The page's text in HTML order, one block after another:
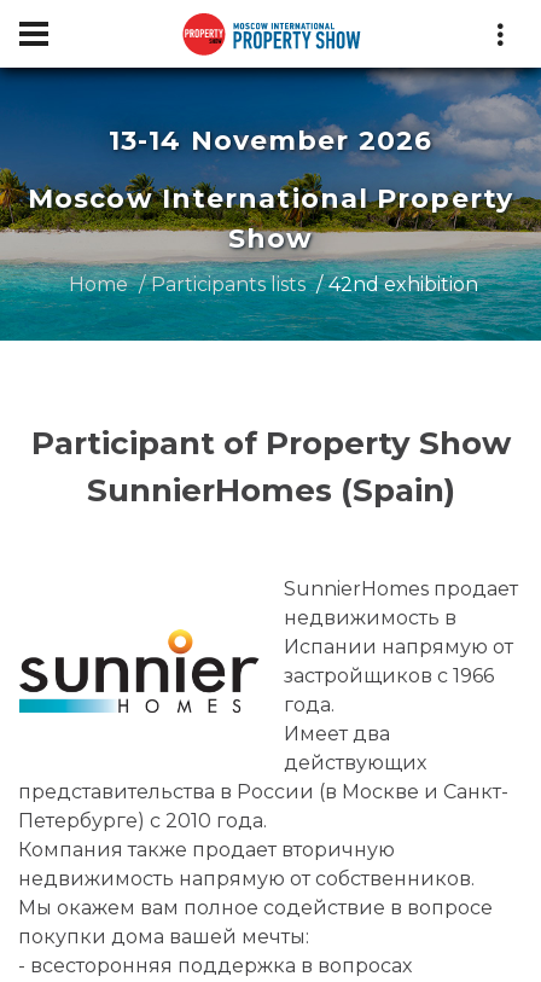
13-14 November 2026
Moscow International Property
Show
Home Participants lists 42nd exhibition
Participant of Property Show
SunnierHomes (Spain)
SunnierHomes продает
недвижимость в
Испании напрямую от
застройщиков с 1966
года.
Имеет два
действующих
представительства в России (в Москве и Санкт-
Петербурге) с 2010 года.
Компания также продает вторичную
недвижимость напрямую от собственников.
Мы окажем вам полное содействие в вопросе
покупки дома вашей мечты:
- всесторонняя поддержка в вопросах